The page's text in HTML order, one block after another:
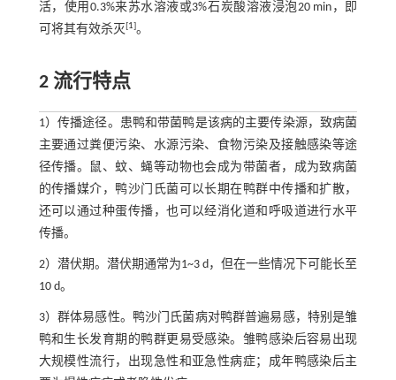
活，使用0.3%来苏水溶液或3%石炭酸溶液浸泡20 min，即
可将其有效杀灭[1]。
2 流行特点
1）传播途径。患鸭和带菌鸭是该病的主要传染源，致病菌
主要通过粪便污染、水源污染、食物污染及接触感染等途
径传播。鼠、蚊、蝇等动物也会成为带菌者，成为致病菌
的传播媒介，鸭沙门氏菌可以长期在鸭群中传播和扩散，
还可以通过种蛋传播，也可以经消化道和呼吸道进行水平
传播。
2）潜伏期。潜伏期通常为1~3 d，但在一些情况下可能长至
10 d。
3）群体易感性。鸭沙门氏菌病对鸭群普遍易感，特别是雏
鸭和生长发育期的鸭群更易受感染。雏鸭感染后容易出现
大规模性流行，出现急性和亚急性病症；成年鸭感染后主